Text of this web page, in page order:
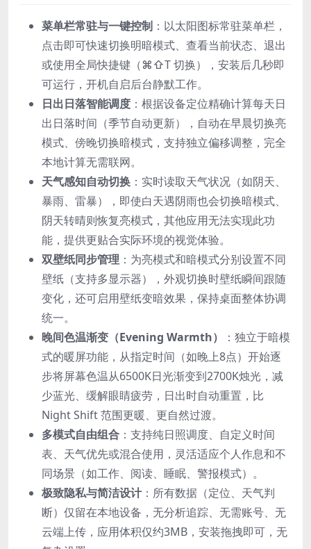
菜单栏常驻与一键控制 ：以太阳图标常驻菜单栏，
点击即可快速切换明暗模式、查看当前状态、退出
或使用全局快捷键（⌘⇧T 切换），安装后几秒即
可运行，开机自启后台静默工作。
日出日落智能调度 ：根据设备定位精确计算每天日
出日落时间（季节自动更新），自动在早晨切换亮
模式、傍晚切换暗模式，支持独立偏移调整，完全
本地计算无需联网。
天气感知自动切换 ：实时读取天气状况（如阴天、
暴雨、雷暴），即使白天遇阴雨也会切换暗模式、
阴天转晴则恢复亮模式，其他应用无法实现此功
能，提供更贴合实际环境的视觉体验。
双壁纸同步管理 ：为亮模式和暗模式分别设置不同
壁纸（支持多显示器），外观切换时壁纸瞬间跟随
变化，还可启用壁纸变暗效果，保持桌面整体协调
统一。
晚间色温渐变（Evening Warmth）
：独立于暗模
式的暖屏功能，从指定时间（如晚上8点）开始逐
步将屏幕色温从6500K日光渐变到2700K烛光，减
少蓝光、缓解眼睛疲劳，日出时自动重置，比
Night Shift 范围更暖、更自然过渡。
多模式自由组合 ：支持纯日照调度、自定义时间
表、天气优先或混合使用，灵活适应个人作息和不
同场景（如工作、阅读、睡眠、警报模式）。
极致隐私与简洁设计：所有数据（定位、天气判
断）仅留在本地设备，无分析追踪、无需账号、无
云端上传，应用体积仅约3MB，安装拖拽即可，无